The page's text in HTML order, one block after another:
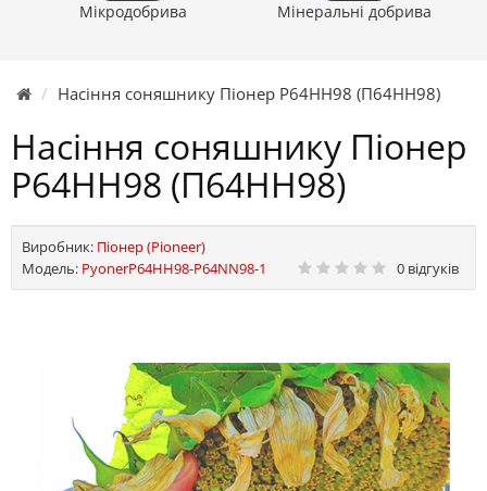
Мікродобрива Мінеральні добрива
Насіння соняшнику Піонер P64HH98 (П64НН98)
Насіння соняшнику Піонер
P64HH98 (П64НН98)
Виробник: Піонер (Pioneer)
Модель: PyonerP64HH98-P64NN98-1 0 відгуків